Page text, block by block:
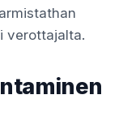
verottajalta.